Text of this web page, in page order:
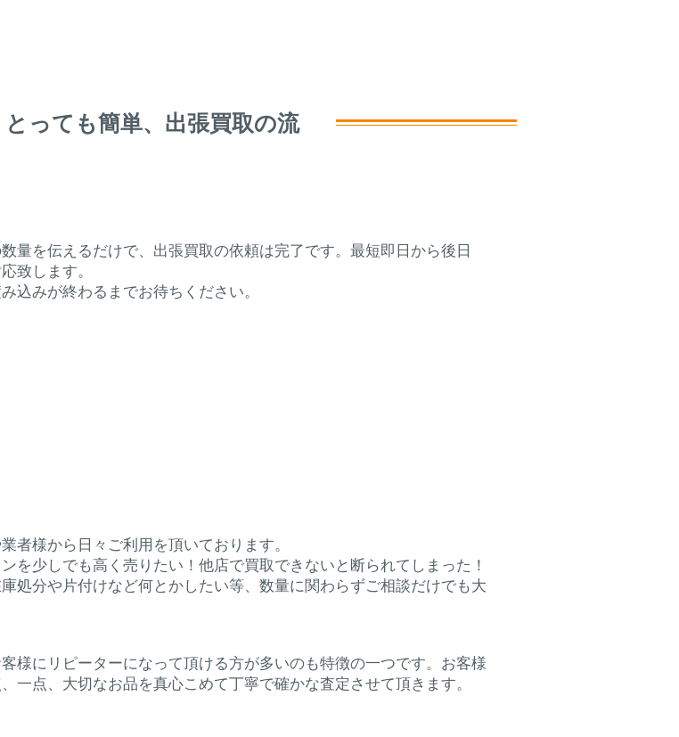
っても簡単、出張買取の流
量を伝えるだけで、出張買取の依頼は完了です。最短即日から後日
致します。
込みが終わるまでお待ちください。
者様から日々ご利用を頂いております。
を少しでも高く売りたい！他店で買取できないと断られてしまった！
処分や片付けなど何とかしたい等、数量に関わらずご相談だけでも大
様にリピーターになって頂ける方が多いのも特徴の一つです。お客様
一点、大切なお品を真心こめて丁寧で確かな査定させて頂きます。